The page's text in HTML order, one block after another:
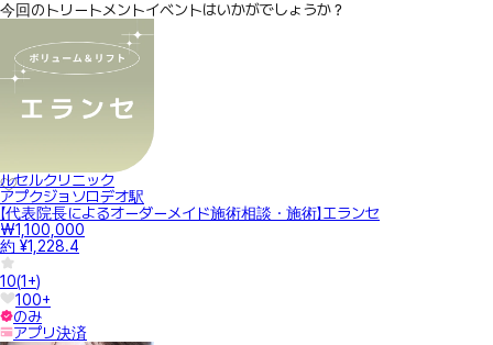
今回のトリートメントイベントはいかがでしょうか？
ルセルクリニック
アプクジョソロデオ駅
【代表院長によるオーダーメイド施術相談・施術】エランセ
₩1,100,000
約 ¥1,228.4
10(1+)
100+
のみ
アプリ決済